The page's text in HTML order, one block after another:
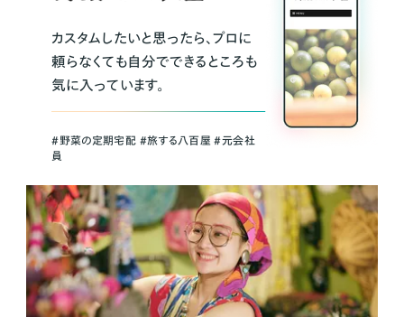
カスタムしたいと思ったら、プロに
頼らなくても自分でできるところも
気に入っています。
＃野菜の定期宅配 ＃旅する八百屋 ＃元会社
員